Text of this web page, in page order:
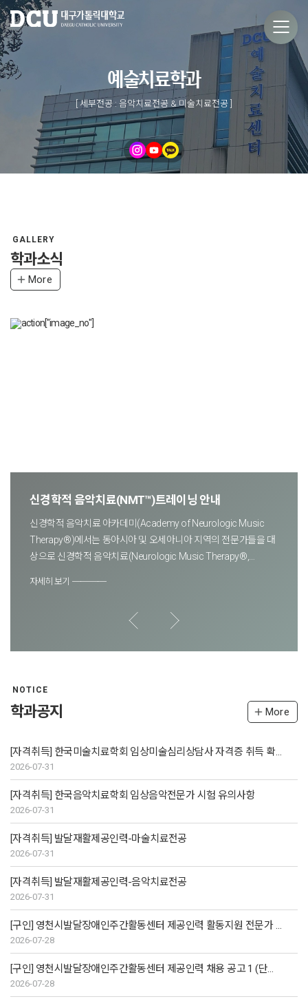
예술치료학과
[ 세부전공 : 음악치료전공 & 미술치료전공 ]
GALLERY
학과소식
More
신경학적 음악치료(NMT™)트레이닝 안내
신경학적 음악치료 아카데미(Academy of Neurologic Music
Therapy®)에서는 동아시아 및 오세아니아 지역의 전문가들을 대
상으로 신경학적 음악치료(Neurologic Music Therapy®,
자세히 보기 ────
NOTICE
학과공지 More
[자격취득] 한국미술치료학회 임상미술심리상담사 자격증 취득 확인 사항
2026-07-31
[자격취득] 한국음악치료학회 임상음악전문가 시험 유의사항
2026-07-31
[자격취득] 발달재활제공인력-마술치료전공
2026-07-31
[자격취득] 발달재활제공인력-음악치료전공
2026-07-31
[구인] 영천시발달장애인주간활동센터 제공인력 활동지원 전문가 채용
2026-07-28
[구인] 영천시발달장애인주간활동센터 제공인력 채용 공고 1 (단시간)
2026-07-28